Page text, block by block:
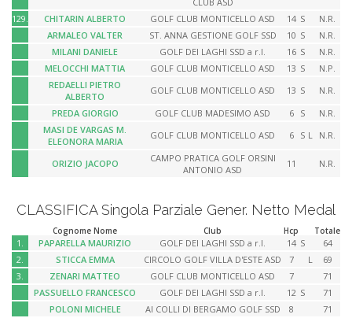
129.
CHITARIN ALBERTO GOLF CLUB MONTICELLO ASD 14 S
N.R.
ARMALEO VALTER
ST. ANNA GESTIONE GOLF SSD 10 S
N.R.
MILANI DANIELE
GOLF DEI LAGHI SSD a r.l. 16 S
N.R.
MELOCCHI MATTIA
GOLF CLUB MONTICELLO ASD 13 S
N.P.
REDAELLI PIETRO
ALBERTO
GOLF CLUB MONTICELLO ASD 13 S
N.R.
PREDA GIORGIO
GOLF CLUB MADESIMO ASD 6 S
N.R.
MASI DE VARGAS M.
ELEONORA MARIA
GOLF CLUB MONTICELLO ASD 6 S L N.R.
ORIZIO JACOPO
CAMPO PRATICA GOLF ORSINI
ANTONIO ASD
11 N.R.
CLASSIFICA Singola Parziale Gener. Netto Medal
Cognome Nome Club Hcp Totale
1. PAPARELLA MAURIZIO GOLF DEI LAGHI SSD a r.l. 14 S
64
2.
STICCA EMMA CIRCOLO GOLF VILLA D'ESTE ASD 7 L
69
3.
ZENARI MATTEO GOLF CLUB MONTICELLO ASD 7
71
PASSUELLO FRANCESCO
GOLF DEI LAGHI SSD a r.l. 12 S
71
POLONI MICHELE
AI COLLI DI BERGAMO GOLF SSD 8
71